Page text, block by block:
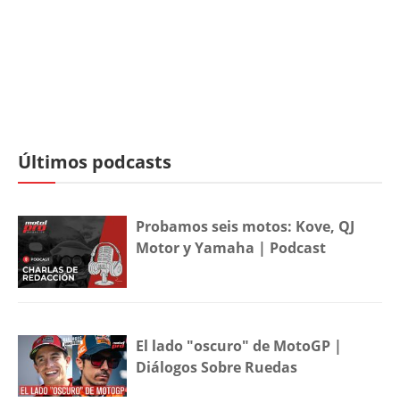
Últimos podcasts
Probamos seis motos: Kove, QJ
Motor y Yamaha | Podcast
El lado "oscuro" de MotoGP |
Diálogos Sobre Ruedas